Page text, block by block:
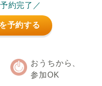
約完了／
予約する
おうちから、
参加OK